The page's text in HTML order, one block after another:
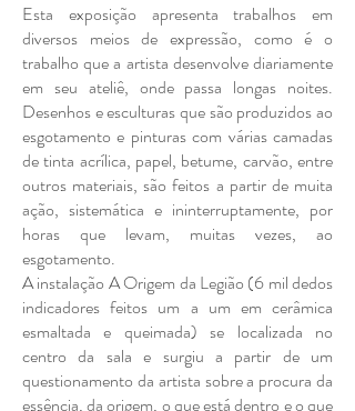
Esta exposição apresenta trabalhos em
diversos meios de expressão, como é o
trabalho que a artista desenvolve diariamente
em seu ateliê, onde passa longas noites.
Desenhos e esculturas que são produzidos ao
esgotamento e pinturas com várias camadas
de tinta acrílica, papel, betume, carvão, entre
outros materiais, são feitos a partir de muita
ação, sistemática e ininterruptamente, por
horas que levam, muitas vezes, ao
esgotamento.
A instalação A Origem da Legião (6 mil dedos
indicadores feitos um a um em cerâmica
esmaltada e queimada) se localizada no
centro da sala e surgiu a partir de um
questionamento da artista sobre a procura da
essência, da origem, o que está dentro e o que